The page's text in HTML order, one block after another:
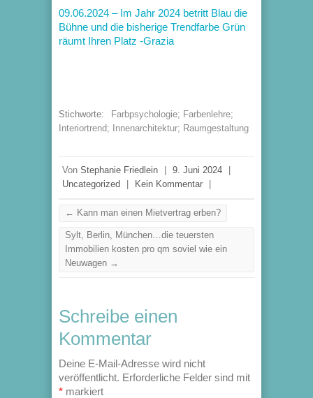
09.06.2024 – Im Jahr 2024 betritt Blau die
Bühne und die bisherige Trendfarbe Grün
räumt Ihren Platz -Grazia
Stichworte:
Farbpsychologie; Farbenlehre;
Interiortrend; Innenarchitektur; Raumgestaltung
Von Stephanie Friedlein 9. Juni 2024
Uncategorized
Kein Kommentar
← Kann man einen Mietvertrag erben?
Sylt, Berlin, München…die teuersten
Immobilien kosten pro qm soviel wie ein
Neuwagen →
Schreibe einen
Kommentar
Deine E-Mail-Adresse wird nicht
veröffentlicht. Erforderliche Felder sind mit
* markiert